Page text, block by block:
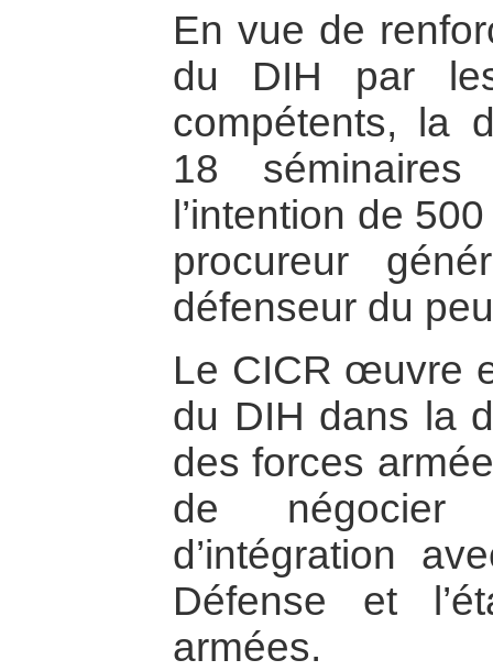
En vue de
du DIH par les
compétents, la
18
l’intention de
procureur
défenseur du
Le CICR œuvre
du DIH dans la
des forces
de
d’intégration
Défense et
armées.